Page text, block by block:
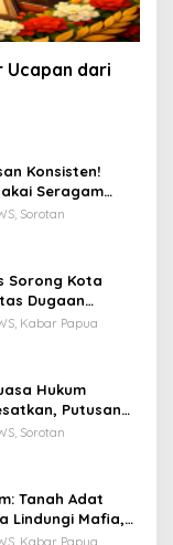
Ucapan dari
Konsisten!
Seragam
Juga pakai Kaos
Sorotan
Sorong Kota
Dugaan
Anak
Kabar Papua
Hukum
Putusan
Dipublikasikan
Sorotan
Tanah Adat
Lindungi Mafia,
BPN
Kabar Papua,